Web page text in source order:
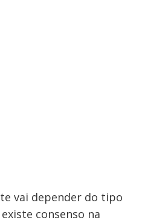
vai depender do tipo
consenso na